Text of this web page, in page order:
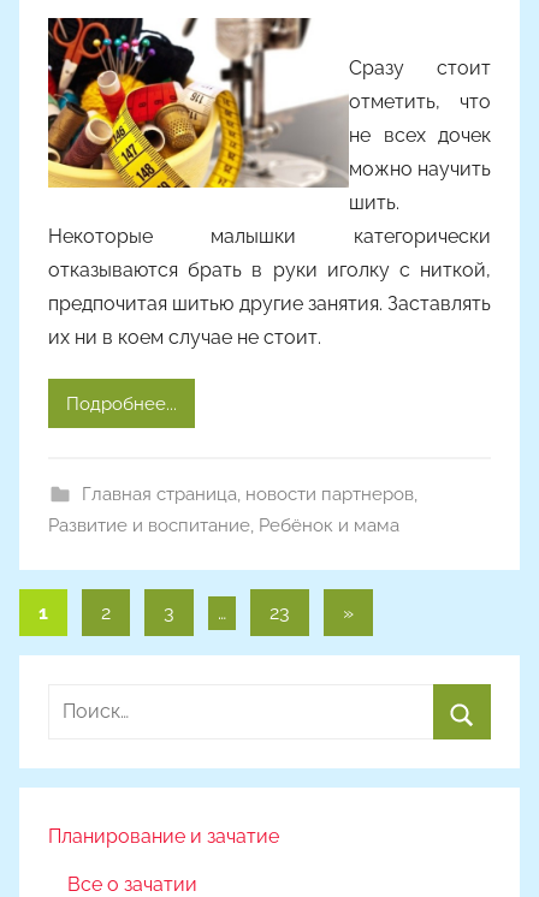
в
т
р
о
м
a
i
Сразу стоит
отметить, что
не всех дочек
можно научить
шить.
Некоторые малышки категорически
отказываются брать в руки иголку с ниткой,
предпочитая шитью другие занятия. Заставлять
их ни в коем случае не стоит.
Подробнее...
Главная страница, новости партнеров,
Развитие и воспитание, Ребёнок и мама
Пагинация
записей
1 2 3 … 23
Следующие
»
Найти:
Планирование и зачатие
Все о зачатии